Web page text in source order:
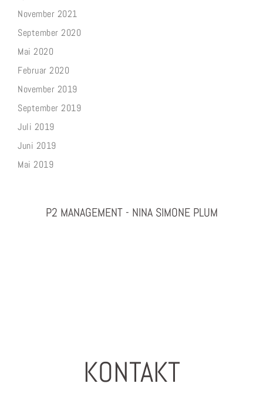
November 2021
September 2020
Mai 2020
Februar 2020
November 2019
September 2019
Juli 2019
Juni 2019
Mai 2019
P2 MANAGEMENT - NINA SIMONE PLUM
KONTAKT